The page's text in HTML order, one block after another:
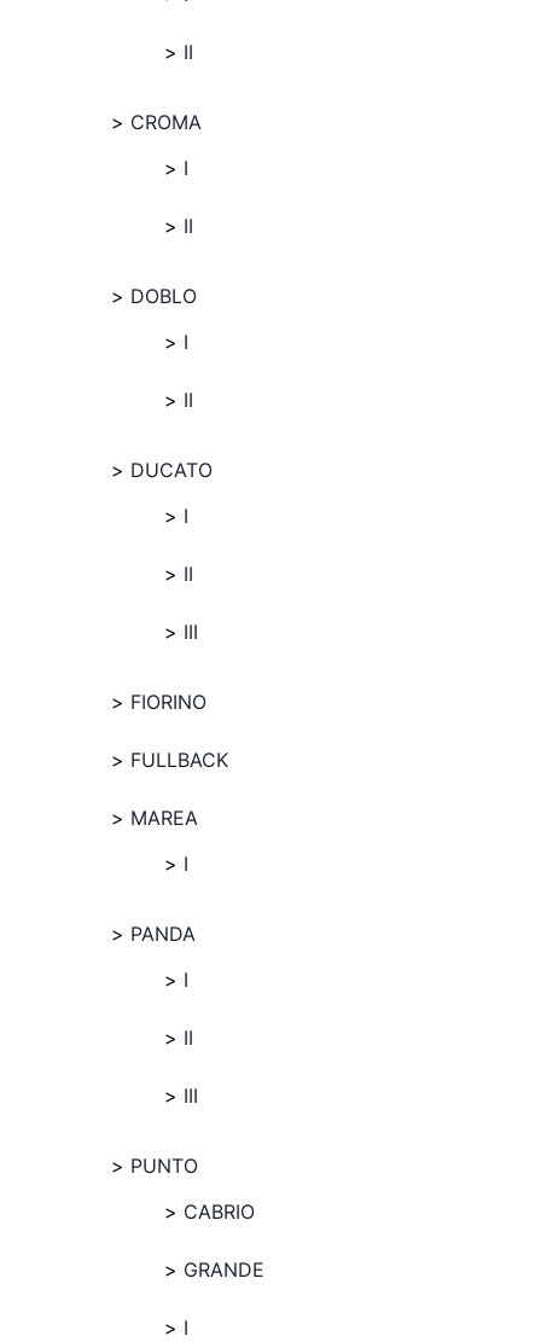
II
CROMA
I
II
DOBLO
I
II
DUCATO
I
II
III
FIORINO
FULLBACK
MAREA
I
PANDA
I
II
III
PUNTO
CABRIO
GRANDE
I